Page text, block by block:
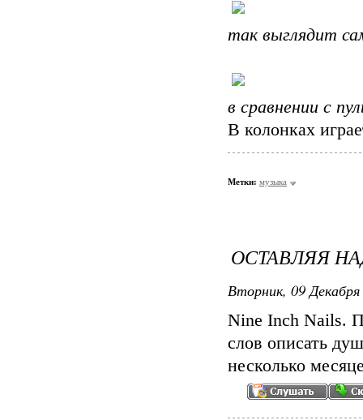
так выглядит
в сравнении с
В колонках
Метки: музыка
ОСТАВЛЯЯ
Вторник, 09
Nine Inch Nails.
слов описать
несколько